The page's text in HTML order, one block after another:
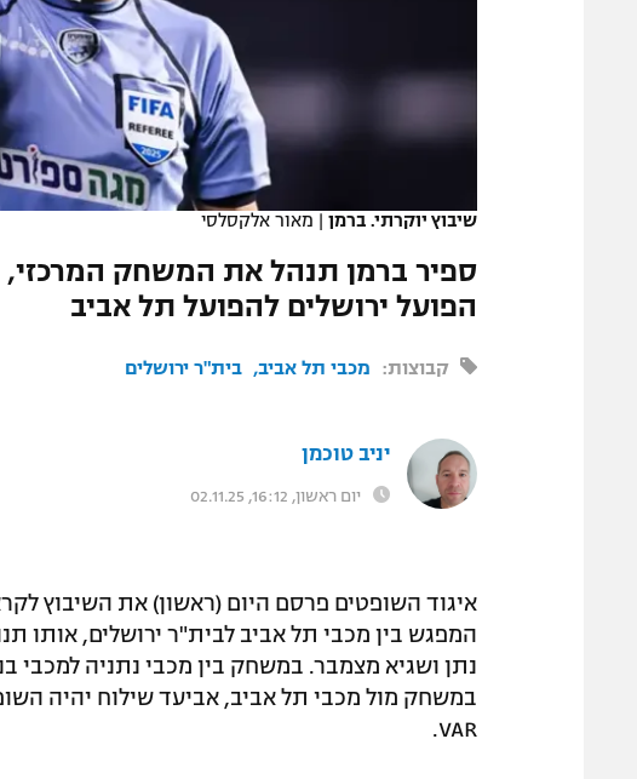
הצטרפות לחבילת הערוצים
שיבוץ יוקרתי. ברמן | מאור אלקסלסי
ספיר ברמן תנהל את המשחק המרכזי,
הפועל ירושלים להפועל תל אביב
קבוצות: מכבי תל אביב בית"ר ירושלים
יניב טוכמן
יום ראשון, 16:12, 02.11.25
איגוד השופטים פרסם היום (ראשון) את השיבוץ
המפגש בין מכבי תל אביב לבית"ר ירושלים, אותו
נתן ושגיא מצמבר. במשחק בין מכבי נתניה למכבי
במשחק מול מכבי תל אביב, אביעד שילוח יהיה
VAR.